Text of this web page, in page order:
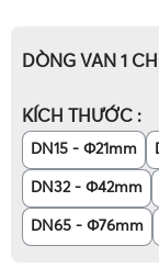
DÒNG VAN 1
KÍCH THƯỚC
DN15 - Φ21mm
DN32 - Φ42mm
DN65 - Φ76mm